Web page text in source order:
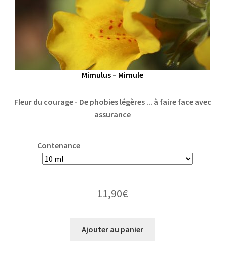
Mimulus – Mimule
Fleur du courage - De phobies légères ... à faire face avec
assurance
Contenance
11,90€
Ajouter au panier